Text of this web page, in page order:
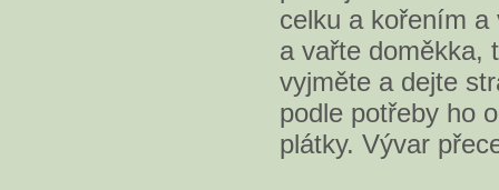
celku a kořením
a vařte doměkka,
vyjměte a dejte
podle potřeby ho
plátky. Vývar